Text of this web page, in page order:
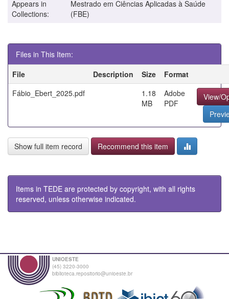
Appears in
Collections:
Mestrado em Ciências Aplicadas à Saúde
(FBE)
Files in This Item:
File
Description Size
Format
Fábio_Ebert_2025.pdf
1.18
MB
Adobe
PDF
View/
Show full item record Recommend this item
Items in TEDE are protected by copyright, with all rights
reserved, unless otherwise indicated.
UNIOESTE
(45) 3220-3000
biblioteca.repositorio@unioeste.br